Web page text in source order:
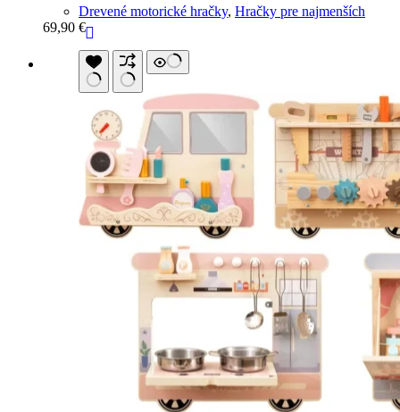
Drevené motorické hračky, Hračky pre najmenších
69,90 €